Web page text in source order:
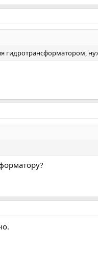
гидротрансформатором,